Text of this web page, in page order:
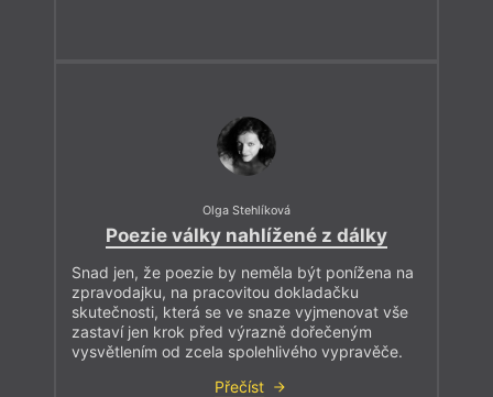
Olga Stehlíková
Poezie války nahlížené z dálky
Snad jen, že poezie by neměla být ponížena na
zpravodajku, na pracovitou dokladačku
skutečnosti, která se ve snaze vyjmenovat vše
zastaví jen krok před výrazně dořečeným
vysvětlením od zcela spolehlivého vypravěče.
Přečíst